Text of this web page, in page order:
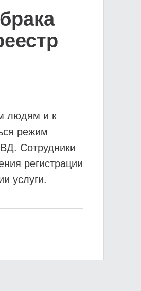
людям и к
режим
Сотрудники
регистрации
услуги.